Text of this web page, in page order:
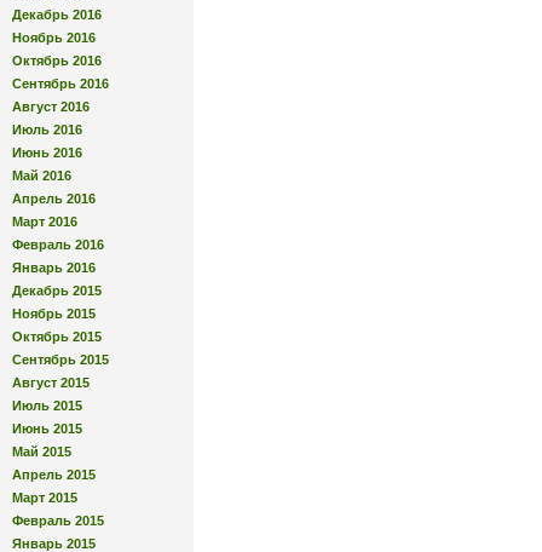
Декабрь 2016
Ноябрь 2016
Октябрь 2016
Сентябрь 2016
Август 2016
Июль 2016
Июнь 2016
Май 2016
Апрель 2016
Март 2016
Февраль 2016
Январь 2016
Декабрь 2015
Ноябрь 2015
Октябрь 2015
Сентябрь 2015
Август 2015
Июль 2015
Июнь 2015
Май 2015
Апрель 2015
Март 2015
Февраль 2015
Январь 2015